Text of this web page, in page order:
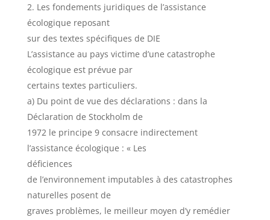
Les fondements juridiques de l’assistance
écologique reposant
sur des textes spécifiques de DIE
L’assistance au pays victime d’une catastrophe
écologique est prévue par
certains textes particuliers.
a) Du point de vue des déclarations : dans la
Déclaration de Stockholm de
1972 le principe 9 consacre indirectement
l’assistance écologique : « Les
déficiences
de l’environnement imputables à des catastrophes
naturelles posent de
graves problèmes, le meilleur moyen d’y remédier